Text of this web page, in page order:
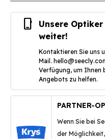
phone_iphone
Unsere
weiter!
Kontaktieren Sie uns
Mail.
Verfügung, um Ihnen
Angebots zu helfen.
PARTNER-
Wenn Sie bei
der